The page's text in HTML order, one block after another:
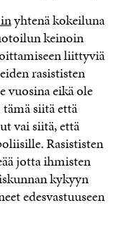
yhtenä kokeiluna
keinoin
liittyviä
rasististen
vuosina eikä ole
siitä että
vai siitä, että
Rasististen
jotta ihmisten
kykyyn
edesvastuuseen